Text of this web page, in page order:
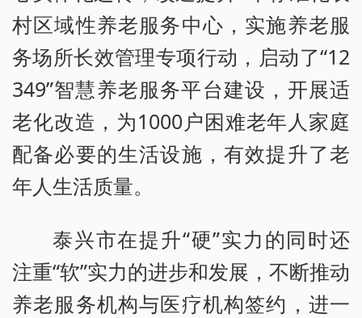
村区域性养老服务中心，实施养老服
务场所长效管理专项行动，启动了“12
349”智慧养老服务平台建设，开展适
老化改造，为1000户困难老年人家庭
配备必要的生活设施，有效提升了老
年人生活质量。
泰兴市在提升“硬”实力的同时还
注重“软”实力的进步和发展，不断推动
养老服务机构与医疗机构签约，进一